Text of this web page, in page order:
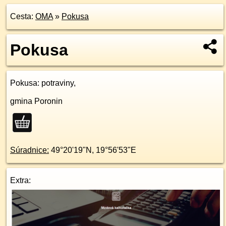
Cesta: OMA» Pokusa
Pokusa
Pokusa: potraviny,
gmina Poronin
Súradnice: 49°20'19"N , 19°56'53"E
Extra: